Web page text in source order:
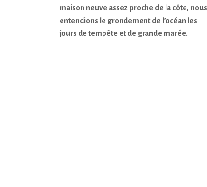
maison neuve assez proche de la côte, nous
entendions le grondement de l’océan les
jours de tempête et de grande marée.